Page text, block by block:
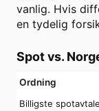
vanlig. Hvis
en tydelig
Spot vs.
Ordning
Billigste